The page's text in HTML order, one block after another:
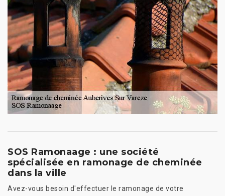
SOS Ramonaage : une société
spécialisée en ramonage de cheminée
dans la ville
Avez-vous besoin d'effectuer le ramonage de votre